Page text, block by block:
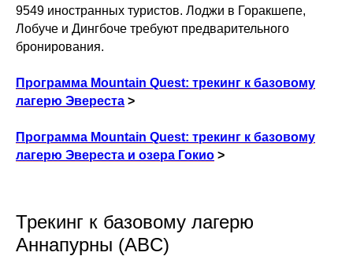
9549 иностранных туристов. Лоджи в Горакшепе,
Лобуче и Дингбоче требуют предварительного
бронирования.
Программа Mountain Quest: трекинг к базовому
лагерю Эвереста >
Программа Mountain Quest: трекинг к базовому
лагерю Эвереста и озера Гокио >
Трекинг к базовому лагерю
Аннапурны (ABC)